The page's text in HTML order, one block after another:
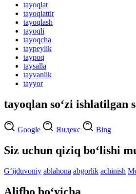
tayoqlat
tayoqlattir
tayoqlash
tayoqli
tayoqcha
taypeylik
taypoq
taysalla
tayvanlik
tayyor
tayoqlan so‘zi
Google Яндекс Bing
Siz uchun qiziq bo‘lishi
G‘ijduvoniy ablahona abgorlik achinish
Alifbo bo‘yicha